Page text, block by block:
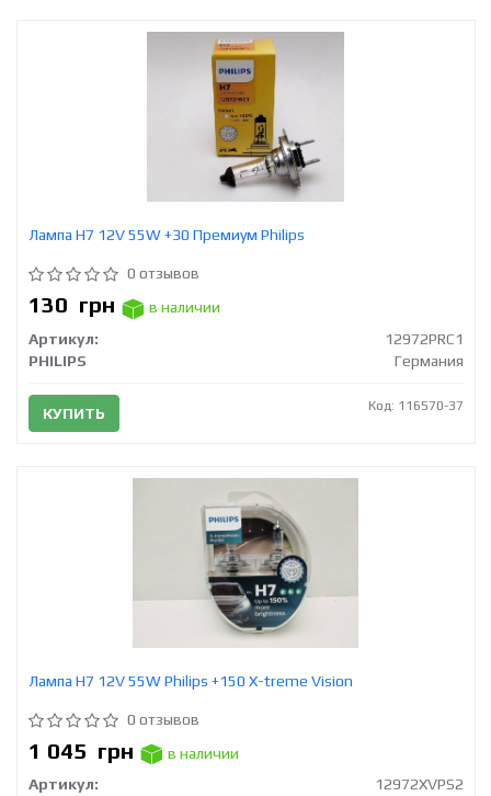
Лампа H7 12V 55W +30 Премиум Philips
0 отзывов
130 грн
в наличии
Артикул:
12972PRC1
PHILIPS
Германия
КУПИТЬ Код: 116570-37
Лампа Н7 12V 55W Philips +150 X-treme Vision
0 отзывов
1 045 грн
в наличии
Артикул:
12972XVPS2